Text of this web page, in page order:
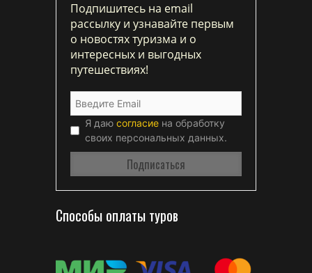
Подпишитесь на email
рассылку и узнавайте первым
о новостях туризма и о
интересных и выгодных
путешествиях!
Я даю согласие на обработку
своих персональных данных.
Способы оплаты туров